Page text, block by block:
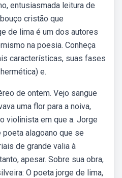
entusiasmada leitura de
cristão que
de lima é um dos autores
na poesia. Conheça
características, suas fases
e.
de ontem. Vejo sangue
uma flor para a noiva,
violinista em que a. Jorge
alagoano que se
de grande valia à
apesar. Sobre sua obra,
O poeta jorge de lima,